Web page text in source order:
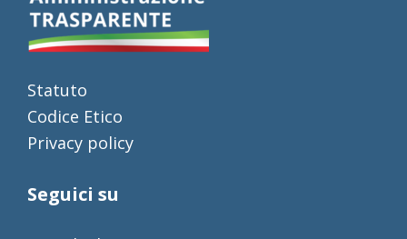
Statuto
Codice Etico
Privacy policy
Seguici su